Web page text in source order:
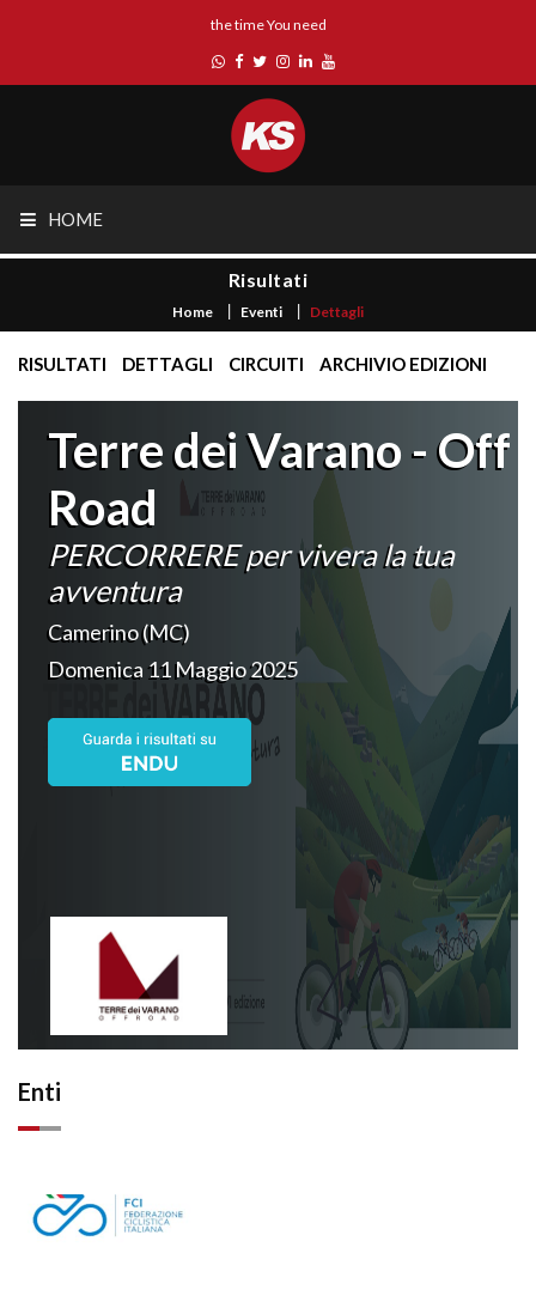
the time You need
HOME
Risultati
Home Eventi Dettagli
RISULTATI DETTAGLI CIRCUITI ARCHIVIO EDIZIONI
Terre dei Varano - Off
Road
PERCORRERE per vivera la tua
avventura
Camerino (MC)
Domenica 11 Maggio 2025
Enti